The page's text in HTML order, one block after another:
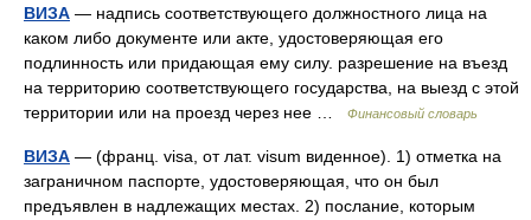
ВИЗА — надпись соответствующего должностного лица на
каком либо документе или акте, удостоверяющая его
подлинность или придающая ему силу. разрешение на въезд
на территорию соответствующего государства, на выезд с этой
территории или на проезд через нее …
Финансовый словарь
ВИЗА — (франц. visa, от лат. visum виденное). 1) отметка на
заграничном паспорте, удостоверяющая, что он был
предъявлен в надлежащих местах. 2) послание, которым